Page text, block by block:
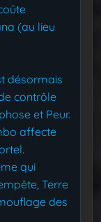
(au lieu
désormais
contrôle
et Peur.
affecte
qui
Terre
des